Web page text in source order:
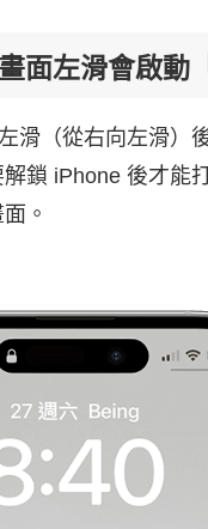
面左滑會啟動
滑（從右向左滑）
鎖 iPhone 後才能
。